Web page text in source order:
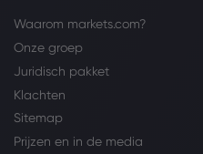
Waarom markets.com?
Onze groep
Juridisch pakket
Klachten
Sitemap
Prijzen en in de media